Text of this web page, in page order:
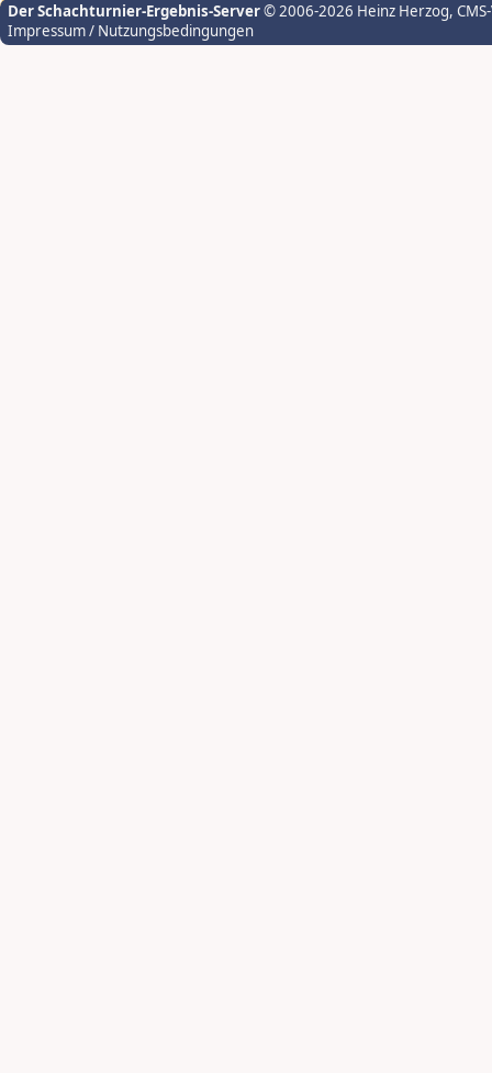
Der Schachturnier-Ergebnis-Server© 2006-2026 Heinz Herzog,
Impressum / Nutzungsbedingungen